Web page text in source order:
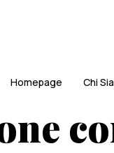
Homepage Chi